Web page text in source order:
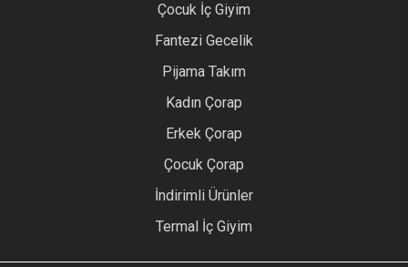
Çocuk İç Giyim
Fantezi Gecelik
Pijama Takım
Kadın Çorap
Erkek Çorap
Çocuk Çorap
İndirimli Ürünler
Termal İç Giyim